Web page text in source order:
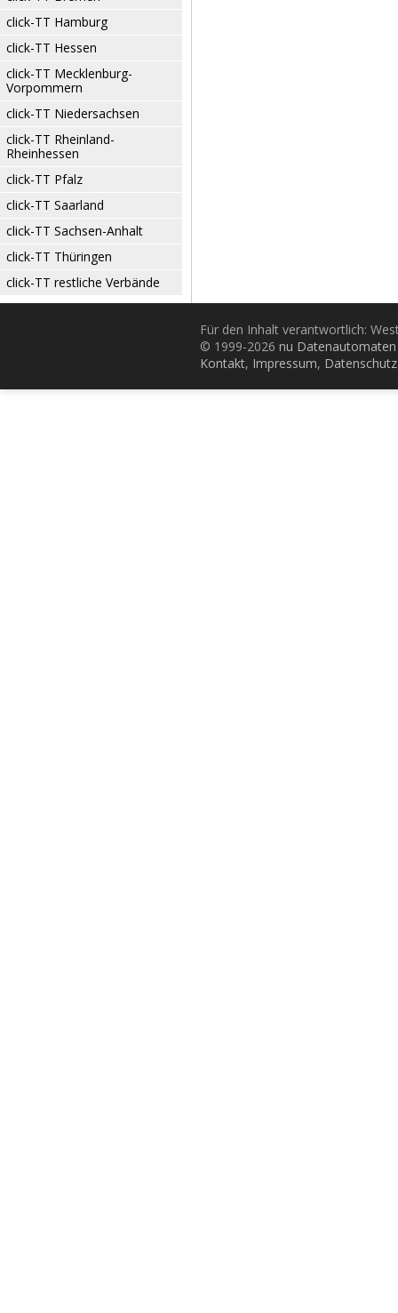
click-TT Hamburg
click-TT Hessen
click-TT Mecklenburg-
Vorpommern
click-TT Niedersachsen
click-TT Rheinland-
Rheinhessen
click-TT Pfalz
click-TT Saarland
click-TT Sachsen-Anhalt
click-TT Thüringen
click-TT restliche Verbände
Für den Inhalt verantwortlich:
© 1999-2026 nu
Kontakt, Impressum, Datenschutz